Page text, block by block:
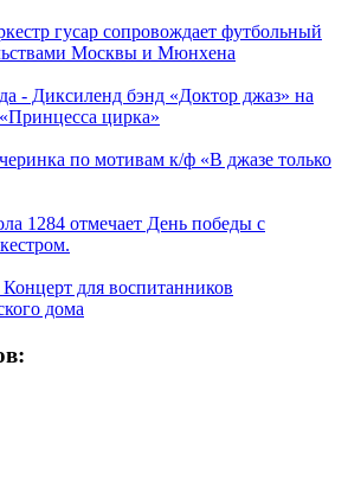
гусар сопровождает футбольный
Москвы и Мюнхена
- Диксиленд бэнд «Доктор джаз» на
цирка»
по мотивам к/ф «В джазе только
1284 отмечает День победы с
для воспитанников
дома